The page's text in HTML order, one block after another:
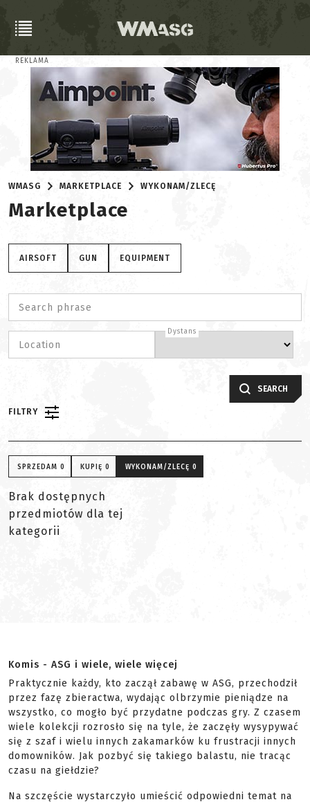
REKLAMA
WMASG MARKETPLACE WYKONAM/ZLECĘ
Marketplace
AIRSOFT GUN EQUIPMENT
Search phrase
Location
Dystans
SEARCH
FILTRY
SPRZEDAM 0 KUPIĘ 0 WYKONAM/ZLECĘ 0
Brak dostępnych
przedmiotów dla tej
kategorii
Komis - ASG i wiele, wiele więcej
Praktycznie każdy, kto zaczął zabawę w ASG, przechodził
przez fazę zbieractwa, wydając olbrzymie pieniądze na
wszystko, co mogło być przydatne podczas gry. Z czasem
wiele kolekcji rozrosło się na tyle, że zaczęły wysypywać
się z szaf i wielu innych zakamarków ku frustracji innych
domowników. Jak pozbyć się takiego balastu, nie tracąc
czasu na giełdzie?
Na szczęście wystarczyło umieścić odpowiedni temat na